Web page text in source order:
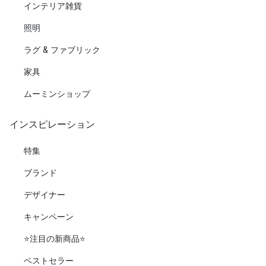
インテリア雑貨
照明
ラグ & ファブリック
家具
ムーミンショップ
インスピレーション
特集
ブランド
デザイナー
キャンペーン
⭐️注目の新商品⭐️
ベストセラー